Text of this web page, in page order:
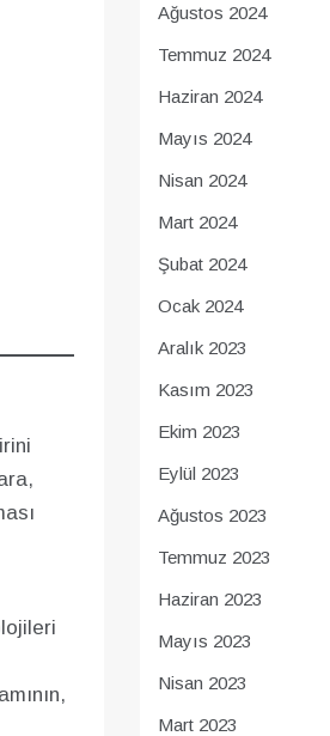
Ağustos 2024
Temmuz 2024
Haziran 2024
Mayıs 2024
Nisan 2024
Mart 2024
Şubat 2024
Ocak 2024
Aralık 2023
Kasım 2023
Ekim 2023
Eylül 2023
Ağustos 2023
Temmuz 2023
Haziran 2023
Mayıs 2023
Nisan 2023
Mart 2023